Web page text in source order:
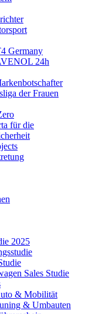
Germany
24h
der Frauen
für die
2025
Sales Studie
& Mobilität
& Umbauten